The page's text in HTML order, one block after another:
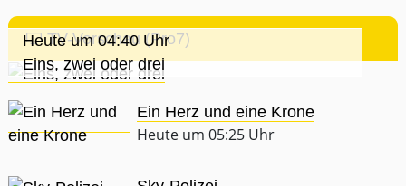
TV-Vorschau (Pro7)
Heute um 04:40 Uhr
Eins, zwei oder drei
Ein Herz und eine Krone
Heute um 05:25 Uhr